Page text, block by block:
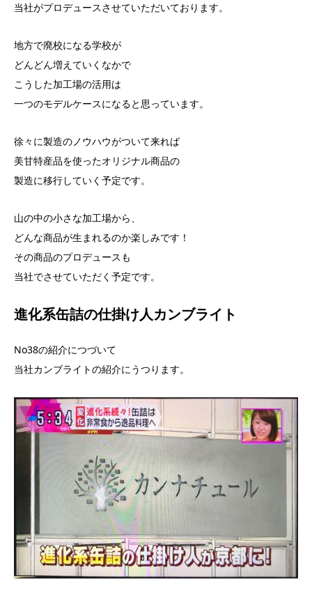
当社がプロデュースさせていただいております。
地方で廃校になる学校が
どんどん増えていくなかで
こうした加工場の活用は
一つのモデルケースになると思っています。
徐々に製造のノウハウがついて来れば
美甘特産品を使ったオリジナル商品の
製造に移行していく予定です。
山の中の小さな加工場から、
どんな商品が生まれるのか楽しみです！
その商品のプロデュースも
当社でさせていただく予定です。
進化系缶詰の仕掛け人カンブライト
No38の紹介につづいて
当社カンブライトの紹介にうつります。